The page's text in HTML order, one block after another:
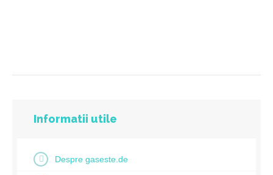
Informatii utile
Despre gaseste.de